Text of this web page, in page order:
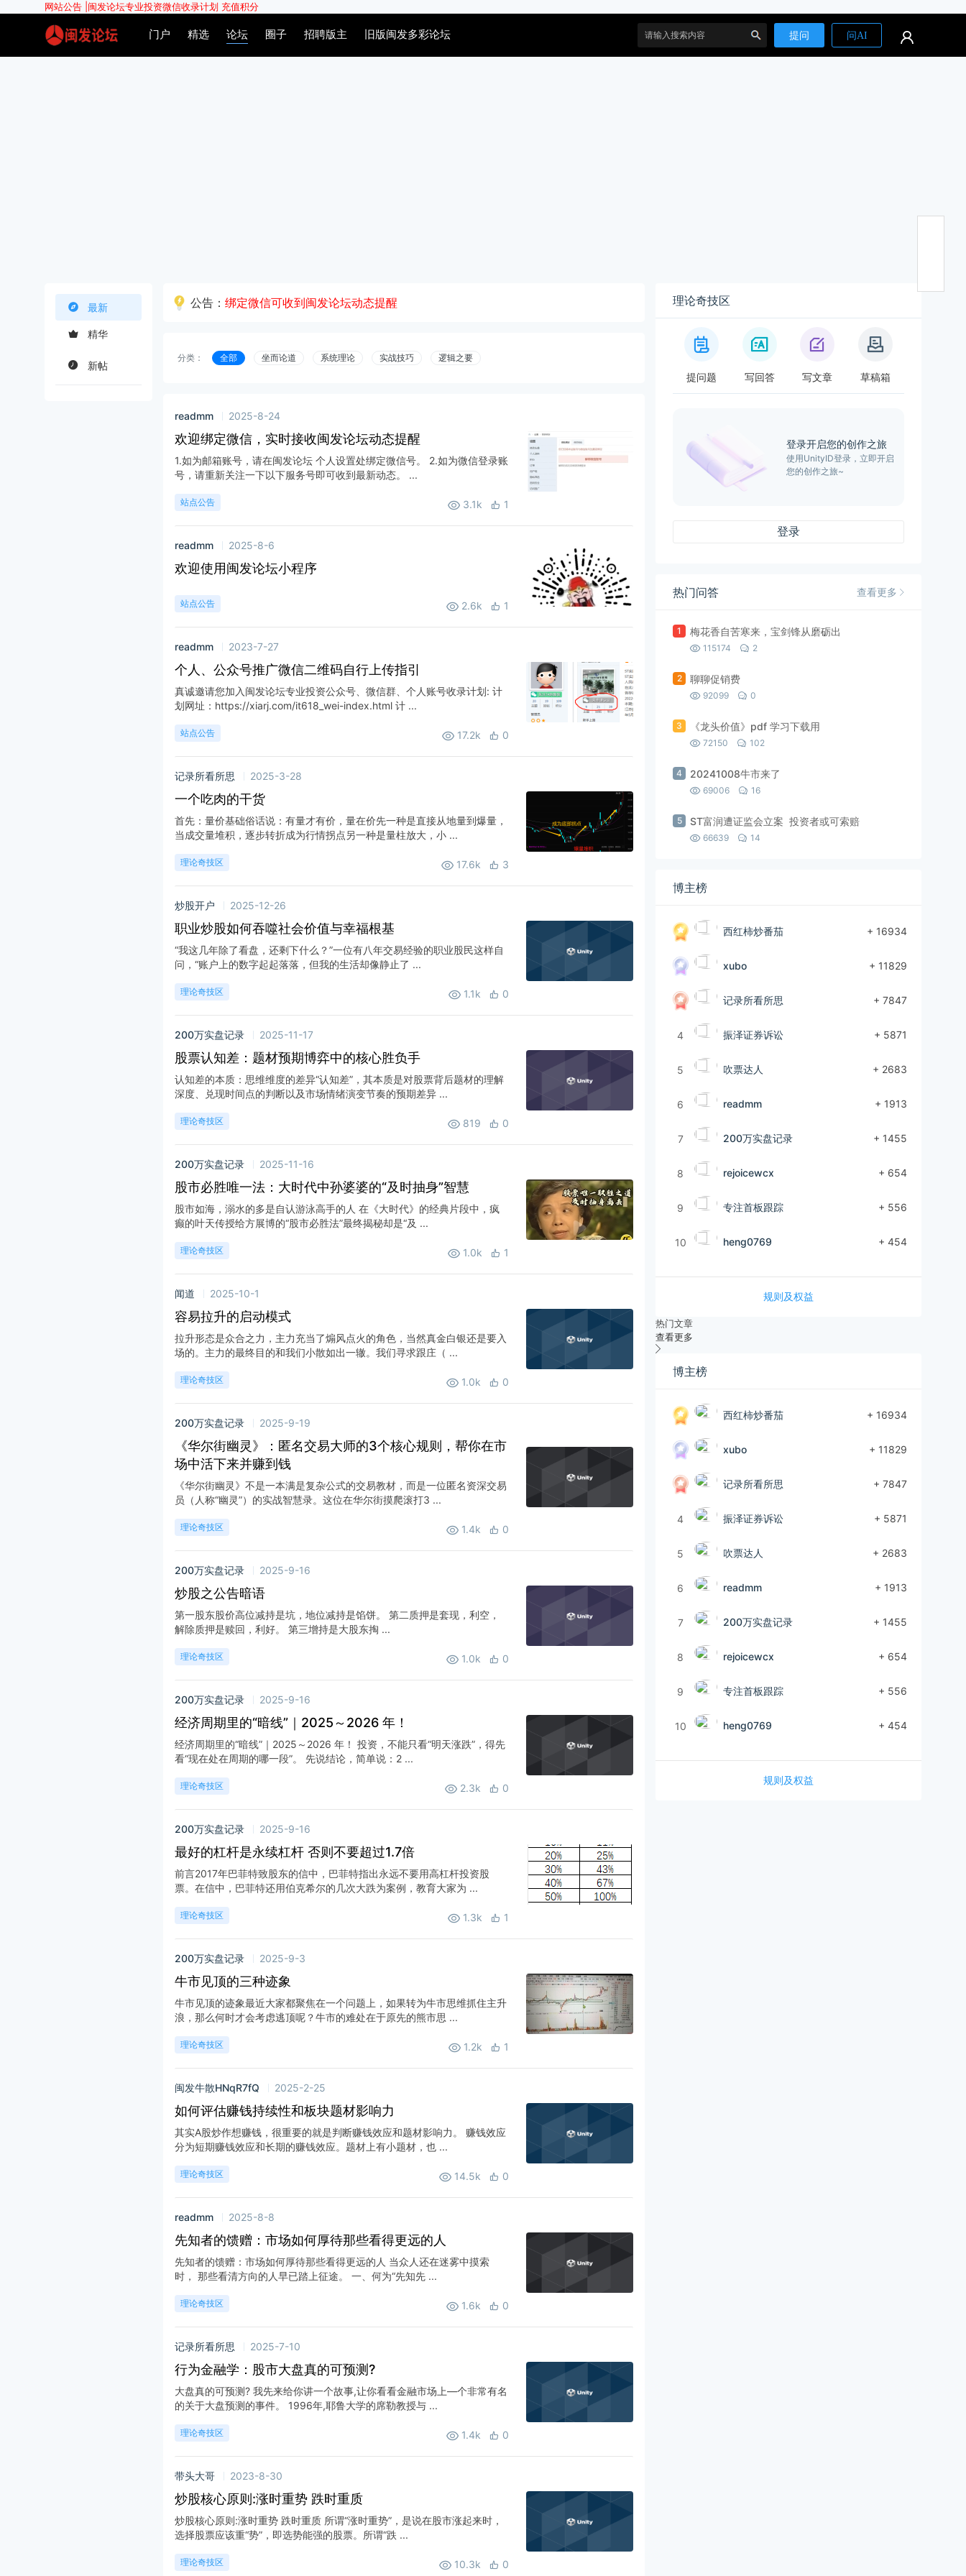
网站公告 | 闽发论坛专业投资微信收录计划 充值积分
门户 精选 论坛 圈子 招聘版主 旧版闽发多彩论坛 问AI
提问
最新
精华
新帖
公告： 绑定微信可收到闽发论坛动态提醒
分类： 全部 坐而论道 系统理论 实战技巧 逻辑之要
readmm 2025-8-24
欢迎绑定微信，实时接收闽发论坛动态提醒
1.如为邮箱账号，请在闽发论坛 个人设置处绑定微信号。 2.如为微信登录账
号，请重新关注一下以下服务号即可收到最新动态。 ...
站点公告 3.1k 1
readmm 2025-8-6
欢迎使用闽发论坛小程序
站点公告 2.6k 1
readmm 2023-7-27
个人、公众号推广微信二维码自行上传指引
真诚邀请您加入闽发论坛专业投资公众号、微信群、个人账号收录计划: 计
划网址：https://xiarj.com/it618_wei-index.html 计 ...
站点公告 17.2k 0
记录所看所思 2025-3-28
一个吃肉的干货
首先：量价基础俗话说：有量才有价，量在价先一种是直接从地量到爆量，
当成交量堆积，逐步转折成为行情拐点另一种是量柱放大，小 ...
理论奇技区 17.6k 3
炒股开户 2025-12-26
职业炒股如何吞噬社会价值与幸福根基
“我这几年除了看盘，还剩下什么？”一位有八年交易经验的职业股民这样自
问，“账户上的数字起起落落，但我的生活却像静止了 ...
理论奇技区 1.1k 0
200万实盘记录 2025-11-17
股票认知差：题材预期博弈中的核心胜负手
认知差的本质：思维维度的差异“认知差”，其本质是对股票背后题材的理解
深度、兑现时间点的判断以及市场情绪演变节奏的预期差异 ...
理论奇技区 819 0
200万实盘记录 2025-11-16
股市必胜唯一法：大时代中孙婆婆的“及时抽身”智慧
股市如海，溺水的多是自认游泳高手的人 在《大时代》的经典片段中，疯
癫的叶天传授给方展博的“股市必胜法”最终揭秘却是“及 ...
理论奇技区 1.0k 1
闻道 2025-10-1
容易拉升的启动模式
拉升形态是众合之力，主力充当了煽风点火的角色，当然真金白银还是要入
场的。主力的最终目的和我们小散如出一辙。我们寻求跟庄（ ...
理论奇技区 1.0k 0
200万实盘记录 2025-9-19
《华尔街幽灵》：匿名交易大师的3个核心规则，帮你在市
场中活下来并赚到钱
《华尔街幽灵》不是一本满是复杂公式的交易教材，而是一位匿名资深交易
员（人称“幽灵”）的实战智慧录。这位在华尔街摸爬滚打3 ...
理论奇技区 1.4k 0
200万实盘记录 2025-9-16
炒股之公告暗语
第一股东股价高位减持是坑，地位减持是馅饼。 第二质押是套现，利空，
解除质押是赎回，利好。 第三增持是大股东掏 ...
理论奇技区 1.0k 0
200万实盘记录 2025-9-16
经济周期里的“暗线”｜2025～2026 年！
经济周期里的“暗线”｜2025～2026 年！ 投资，不能只看“明天涨跌”，得先
看“现在处在周期的哪一段”。 先说结论，简单说：2 ...
理论奇技区 2.3k 0
200万实盘记录 2025-9-16
最好的杠杆是永续杠杆 否则不要超过1.7倍
前言2017年巴菲特致股东的信中，巴菲特指出永远不要用高杠杆投资股
票。在信中，巴菲特还用伯克希尔的几次大跌为案例，教育大家为 ...
理论奇技区 1.3k 1
200万实盘记录 2025-9-3
牛市见顶的三种迹象
牛市见顶的迹象最近大家都聚焦在一个问题上，如果转为牛市思维抓住主升
浪，那么何时才会考虑逃顶呢？牛市的难处在于原先的熊市思 ...
理论奇技区 1.2k 1
闽发牛散HNqR7fQ 2025-2-25
如何评估赚钱持续性和板块题材影响力
其实A股炒作想赚钱，很重要的就是判断赚钱效应和题材影响力。 赚钱效应
分为短期赚钱效应和长期的赚钱效应。题材上有小题材，也 ...
理论奇技区 14.5k 0
readmm 2025-8-8
先知者的馈赠：市场如何厚待那些看得更远的人
先知者的馈赠：市场如何厚待那些看得更远的人 当众人还在迷雾中摸索
时， 那些看清方向的人早已踏上征途。 一、何为“先知先 ...
理论奇技区 1.6k 0
记录所看所思 2025-7-10
行为金融学：股市大盘真的可预测?
大盘真的可预测? 我先来给你讲一个故事,让你看看金融市场上—个非常有名
的关于大盘预测的事件。 1996年,耶鲁大学的席勒教授与 ...
理论奇技区 1.4k 0
带头大哥 2023-8-30
炒股核心原则:涨时重势 跌时重质
炒股核心原则:涨时重势 跌时重质 所谓“涨时重势”，是说在股市涨起来时，
选择股票应该重“势”，即选势能强的股票。所谓“跌 ...
理论奇技区 10.3k 0
理论奇技区
提问题 写回答 写文章 草稿箱
登录开启您的创作之旅
使用UnityID登录，立即开启
您的创作之旅~
登录
热门问答 查看更多
1 梅花香自苦寒来，宝剑锋从磨砺出
115174 2
2 聊聊促销费
92099 0
3 《龙头价值》pdf 学习下载用
72150 102
4 20241008牛市来了
69006 16
5 ST富润遭证监会立案 投资者或可索赔
66639 14
博主榜
西红柿炒番茄 + 16934
xubo + 11829
记录所看所思 + 7847
4 振泽证券诉讼 + 5871
5 吹票达人 + 2683
6 readmm + 1913
7 200万实盘记录 + 1455
8 rejoicewcx + 654
9 专注首板跟踪 + 556
10 heng0769 + 454
规则及权益
热门文章
查看更多
博主榜
西红柿炒番茄 + 16934
xubo + 11829
记录所看所思 + 7847
4 振泽证券诉讼 + 5871
5 吹票达人 + 2683
6 readmm + 1913
7 200万实盘记录 + 1455
8 rejoicewcx + 654
9 专注首板跟踪 + 556
10 heng0769 + 454
规则及权益